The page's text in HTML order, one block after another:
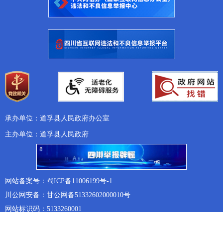
承办单位：道孚县人民政府办公室
主办单位：道孚县人民政府
网站备案号：蜀ICP备11006199号-1
川公网安备：甘公网备51332602000010号
网站标识码：5133260001